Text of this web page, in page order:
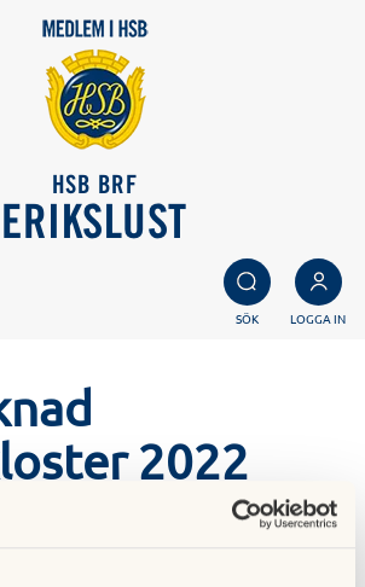
HSB BRF
ERIKSLUST
SÖK LOGGA IN
2022
lördagen 10/12 2022